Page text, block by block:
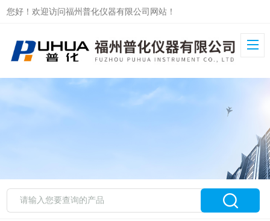
您好！欢迎访问福州普化仪器有限公司网站！